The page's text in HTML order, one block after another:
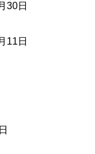
30日
11日